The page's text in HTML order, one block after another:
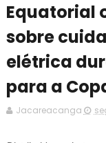
Equatorial
sobre
elétrica
para a
Jacareacanga